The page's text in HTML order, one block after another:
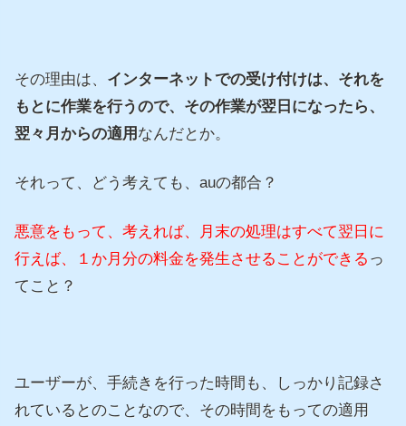
その理由は、 インターネットでの受け付けは、それを
もとに作業を行うので、その作業が翌日になったら、
翌々月からの適用 なんだとか。
それって、どう考えても、auの都合？
悪意をもって、考えれば、月末の処理はすべて翌日に
行えば、１か月分の料金を発生させることができる っ
てこと？
ユーザーが、手続きを行った時間も、しっかり記録さ
れているとのことなので、その時間をもっての適用